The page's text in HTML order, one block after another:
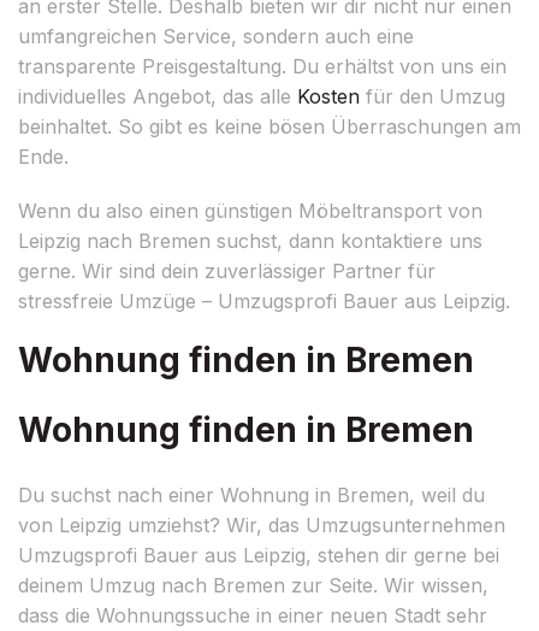
an erster Stelle. Deshalb bieten wir dir nicht nur einen
umfangreichen Service, sondern auch eine
transparente Preisgestaltung. Du erhältst von uns ein
individuelles Angebot, das alle Kosten für den Umzug
beinhaltet. So gibt es keine bösen Überraschungen am
Ende.
Wenn du also einen günstigen Möbeltransport von
Leipzig nach Bremen suchst, dann kontaktiere uns
gerne. Wir sind dein zuverlässiger Partner für
stressfreie Umzüge – Umzugsprofi Bauer aus Leipzig.
Wohnung finden in Bremen
Wohnung finden in Bremen
Du suchst nach einer Wohnung in Bremen, weil du
von Leipzig umziehst? Wir, das Umzugsunternehmen
Umzugsprofi Bauer aus Leipzig, stehen dir gerne bei
deinem Umzug nach Bremen zur Seite. Wir wissen,
dass die Wohnungssuche in einer neuen Stadt sehr